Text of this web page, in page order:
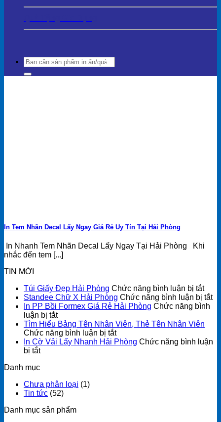
Search
for:
In Tem Nhãn Decal Lấy Ngay Giá Rẻ Uy Tín Tại Hải Phòng
In Nhanh Tem Nhãn Decal Lấy Ngay Tại Hải Phòng Khi
nhắc đến tem [...]
TIN MỚI
Túi Giấy Đẹp Hải Phòng Chức năng bình luận bị tắtở
Túi
Giấy
Hải
Standee Chữ X Hải Phòng Chức năng bình luận bị tắtở
In PP Bồi Formex Giá Rẻ Hải Phòng Chức năng bình
luận bị tắtở
In
PP
Bồi
Phòng
Tìm Hiểu Bảng Tên Nhân Viên, Thẻ Tên Nhân Viên
Chức năng bình luận bị tắtở
Tìm
In Cờ Vải Lấy Nhanh Hải Phòng Chức năng bình luận
bị tắtở
Lấy
Nhanh
Phòng
Danh mục
Chưa phân loại (1)
Tin tức (52)
Danh mục sản phẩm